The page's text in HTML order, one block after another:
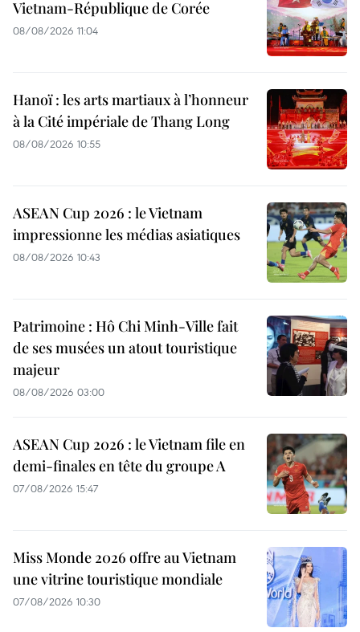
Vietnam-République de Corée
08/08/2026 11:04
Hanoï : les arts martiaux à l’honneur
à la Cité impériale de Thang Long
08/08/2026 10:55
ASEAN Cup 2026 : le Vietnam
impressionne les médias asiatiques
08/08/2026 10:43
Patrimoine : Hô Chi Minh-Ville fait
de ses musées un atout touristique
majeur
08/08/2026 03:00
ASEAN Cup 2026 : le Vietnam file en
demi-finales en tête du groupe A
07/08/2026 15:47
Miss Monde 2026 offre au Vietnam
une vitrine touristique mondiale
07/08/2026 10:30